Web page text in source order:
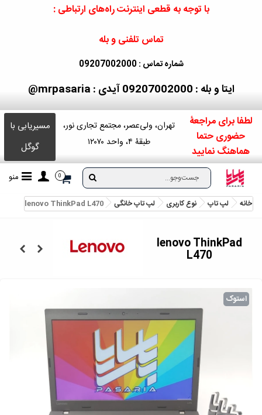
با توجه به قطعی اینترنت راه‌های ارتباطی :
تماس تلفنی و بله
شماره تماس : 09207002000
ایتا و بله : 09207002000 آیدی : mrpasaria@
لطفا برای مراجعۀ
حضوری حتما
هماهنگ نمایید
تهران، ولی‌عصر، مجتمع تجاری نور،
طبقۀ ۴، واحد ۱۲۰۷۰
مسیریابی با
گوگل
0 منو
خانه لپ تاپ نوع کاربری لپ تاپ خانگی lenovo ThinkPad L470
lenovo ThinkPad
L470
استوک